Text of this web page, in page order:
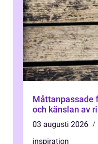
Måttanpassade fönster
och känslan av
03 augusti 2026
inspiration